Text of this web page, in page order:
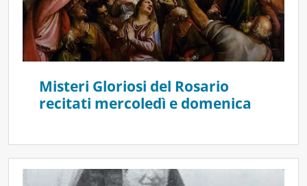
Misteri Gloriosi del Rosario
recitati mercoledì e domenica